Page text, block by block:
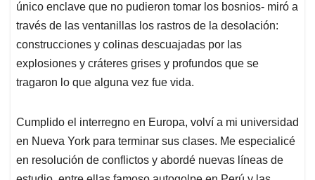
único enclave que no pudieron tomar los bosnios- miró a
través de las ventanillas los rastros de la desolación:
construcciones y colinas descuajadas por las
explosiones y cráteres grises y profundos que se
tragaron lo que alguna vez fue vida.
Cumplido el interregno en Europa, volví a mi universidad
en Nueva York para terminar sus clases. Me especialicé
en resolución de conflictos y abordé nuevas líneas de